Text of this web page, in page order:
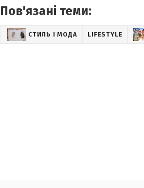
Пов'язані теми:
СТИЛЬ І МОДА LIFESTYLE